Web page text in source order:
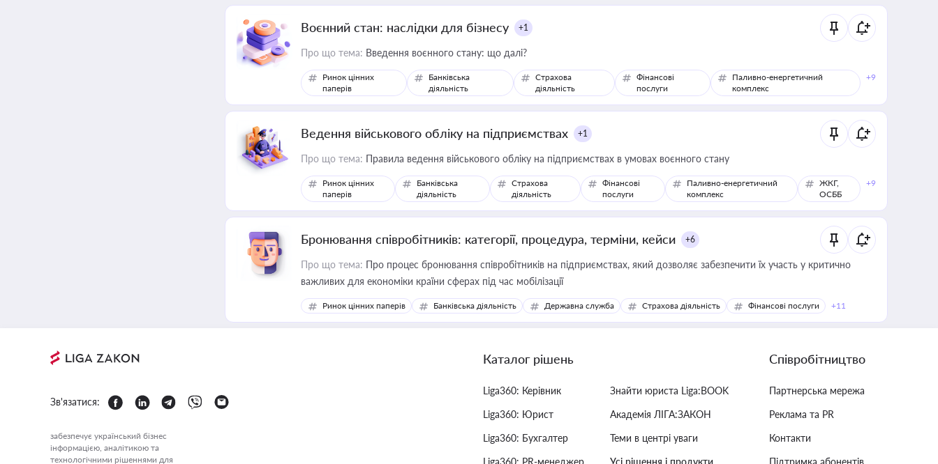
Воєнний стан: наслідки для бізнесу +1
Про що тема: Введення воєнного стану: що далі?
Ринок цінних
паперів
Банківська
діяльність
Страхова
діяльність
Фінансові
послуги
Паливно-енергетичний
комплекс
+9
Ведення військового обліку на підприємствах +1
Про що тема: Правила ведення військового обліку на підприємствах в умовах воєнного стану
Ринок цінних
паперів
Банківська
діяльність
Страхова
діяльність
Фінансові
послуги
Паливно-енергетичний
комплекс
ЖКГ,
ОСББ
+9
Бронювання співробітників: категорії, процедура, терміни, кейси +6
Про що тема: Про процес бронювання співробітників на підприємствах, який дозволяє забезпечити їх участь у критично
важливих для економіки країни сферах під час мобілізації
Ринок цінних паперів Банківська діяльність Державна служба Страхова діяльність Фінансові послуги +11
Зв'язатися:
забезпечує український бізнес
інформацією, аналітикою та
технологічними рішеннями для
Каталог рішень
Liga360: Керівник
Liga360: Юрист
Liga360: Бухгалтер
Liga360: PR-менеджер
Знайти юриста Liga:BOOK
Академія ЛІГА:ЗАКОН
Теми в центрі уваги
Усі рішення і продукти
Співробітництво
Партнерська мережа
Реклама та PR
Контакти
Підтримка абонентів